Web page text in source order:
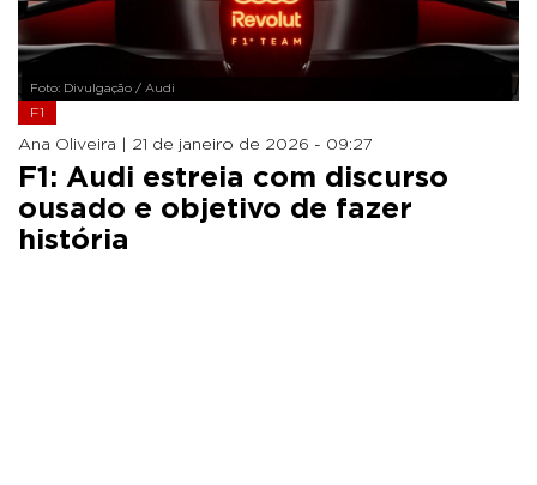
Foto: Divulgação / Audi
F1
Ana Oliveira | 21 de janeiro de 2026 - 09:27
F1: Audi estreia com discurso
ousado e objetivo de fazer
história